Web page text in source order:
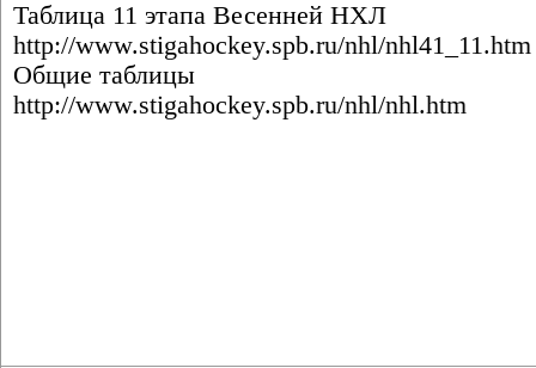
Таблица 11 этапа Весенней НХЛ
http://www.stigahockey.spb.ru/nhl/nhl41_11.htm
Общие таблицы
http://www.stigahockey.spb.ru/nhl/nhl.htm